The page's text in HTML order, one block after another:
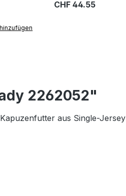
CHF 44.55
2262052"
aus Single-Jersey